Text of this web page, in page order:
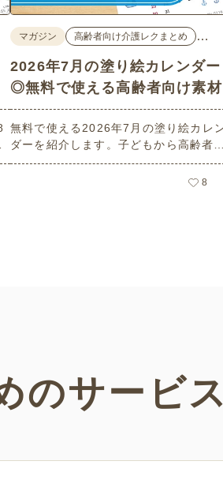
マガジン 高齢者向け介護レクまとめ …
2026年7月の塗り絵カレンダー
◎無料で使える高齢者向け素材
無料で使える2026年7月の塗り絵カレ
ダーを紹介します。子どもから高齢者ま
でどなたでもお使いいただけて、花や
物などの人気モチーフもあり、簡単なも
8
のサービ